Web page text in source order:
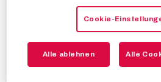
Cookie-
Alle ablehnen Alle